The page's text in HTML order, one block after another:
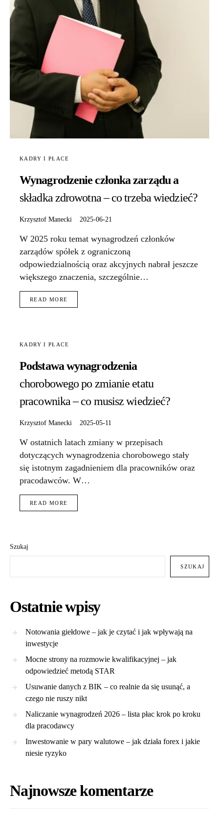
KADRY I PŁACE
Wynagrodzenie członka zarządu a
składka zdrowotna – co trzeba wiedzieć?
Krzysztof Manecki 2025-06-21
W 2025 roku temat wynagrodzeń członków
zarządów spółek z ograniczoną
odpowiedzialnością oraz akcyjnych nabrał jeszcze
większego znaczenia, szczególnie…
READ MORE
KADRY I PŁACE
Podstawa wynagrodzenia
chorobowego po zmianie etatu
pracownika – co musisz wiedzieć?
Krzysztof Manecki 2025-05-11
W ostatnich latach zmiany w przepisach
dotyczących wynagrodzenia chorobowego stały
się istotnym zagadnieniem dla pracowników oraz
pracodawców. W…
READ MORE
Szukaj
SZUKAJ
Ostatnie wpisy
Notowania giełdowe – jak je czytać i jak wpływają na
inwestycje
Mocne strony na rozmowie kwalifikacyjnej – jak
odpowiedzieć metodą STAR
Usuwanie danych z BIK – co realnie da się usunąć, a
czego nie ruszy nikt
Naliczanie wynagrodzeń 2026 – lista płac krok po kroku
dla pracodawcy
Inwestowanie w pary walutowe – jak działa forex i jakie
niesie ryzyko
Najnowsze komentarze